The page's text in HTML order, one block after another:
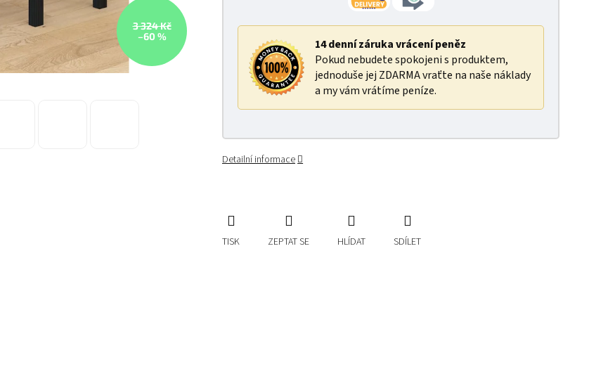
3 324 Kč
–60 %
14 denní záruka vrácení peněz
Pokud nebudete spokojeni s produktem,
jednoduše jej ZDARMA vraťte na naše náklady
a my vám vrátíme peníze.
Detailní informace
TISK ZEPTAT SE HLÍDAT SDÍLET